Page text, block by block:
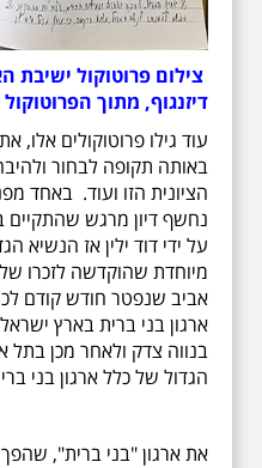
צילום פרוטוקול ישיבת
דיזנגוף, מתוך
עוד גילו פרוטוקולים אלו,
באותה תקופה לבחור
הציונית הזו ועוד. באחד
על ידי דוד ילין אז הנשיא
מיוחדת שהוקדשה לזכרו
אביב שנפטר חודש קודם
ארגון בני ברית בארץ
בנווה צדק ולאחר מכן בתל
הגדול של כלל ארגון בני
את ארגון "בני ברית", שהפך